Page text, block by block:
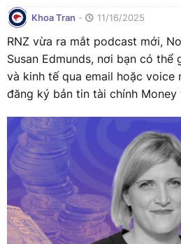
Khoa Tran - 11/16/2025
RNZ vừa ra mắt podcast mới,
Susan Edmunds, nơi bạn có thể
và kinh tế qua email hoặc voice
đăng ký bản tin tài chính Money